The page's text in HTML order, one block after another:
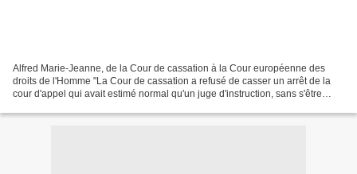
Alfred Marie-Jeanne, de la Cour de cassation à la Cour européenne des
droits de l'Homme "La Cour de cassation a refusé de casser un arrêt de la
cour d'appel qui avait estimé normal qu'un juge d'instruction, sans s'être